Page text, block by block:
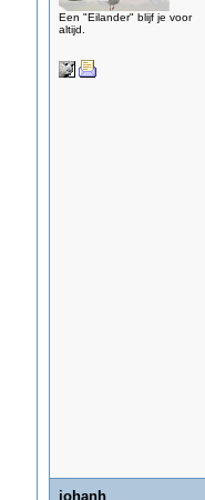
Een "Eilander" blijf je voor
altijd.
johanh